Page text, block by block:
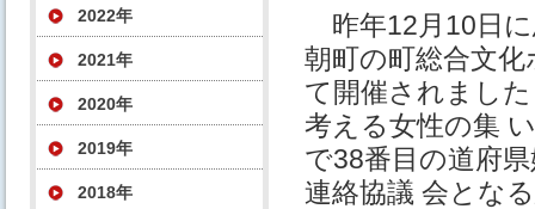
2022年
2021年
2020年
2019年
2018年
昨年12月10日
朝町の町総合文
て開催されまし
考える女性の集
で38番目の道府
連絡協議 会とな